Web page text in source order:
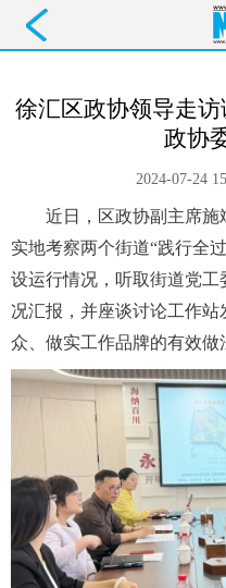
产经
体育 健康
廉政 原创
徐汇区政协领导走
政协
2024-07-24
近日，区政协副主席施
实地考察两个街道“践行全
设运行情况，听取街道党
况汇报，并座谈讨论工作
众、做实工作品牌的有效做